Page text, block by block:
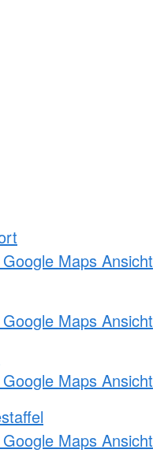
Maps Ansicht
Maps Ansicht
Maps Ansicht
Maps Ansicht